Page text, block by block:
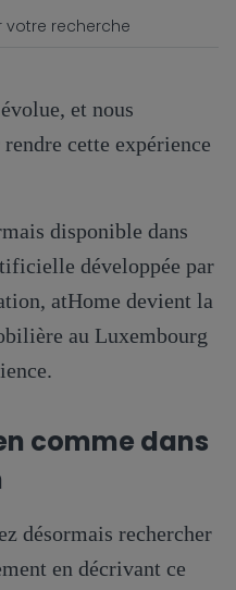
votre recherche
et nous
cette expérience
disponible dans
développée par
atHome devient la
au Luxembourg
comme dans
désormais rechercher
en décrivant ce